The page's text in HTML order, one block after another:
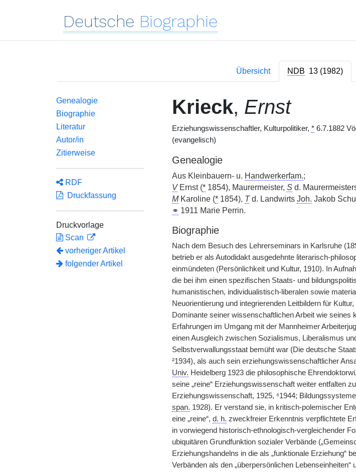
Deutsche Biographie
Übersicht NDB 13 (1982)
Genealogie
Biographie
Literatur
Autor/in
Zitierweise
RDF
Druckfassung
Druckvorlage
Scan
vorheriger Artikel
folgender Artikel
Krieck, Ernst
Erziehungswissenschaftler, Kulturpolitiker, *6.7.1882
(evangelisch)
Genealogie
Aus Kleinbauern- u. Handwerkerfam.;
VErnst (*1854), Maurermeister, Sd.
MKaroline (*1854), Td. Landwirts Joh. Jakob
⚭ 1911 Marie Perrin.
Biographie
Nach dem Besuch des Lehrerseminars in Karlsruhe
betrieb er als Autodidakt ausgedehnte literarisch-
einmündeten (Persönlichkeit und Kultur, 1910). In
die bei ihm einen| spezifischen Staats- und
humanistischen, individualistisch-liberalen sowie
Neuorientierung und integrierenden Leitbildern für
Dominante seiner wissenschaftlichen Arbeit wie
Erfahrungen im Umgang mit der Mannheimer
einen Ausgleich zwischen Sozialismus, Liberalismus
Selbstverwallungsstaat bemüht war (Die deutsche
²1934), als auch sein erziehungswissenschaftlicher
Univ. Heidelberg 1923 die philosophische
seine „reine“ Erziehungswissenschaft weiter entfalten
Erziehungswissenschaft, 1925, ⁶1944;
span. 1928). Er verstand sie, in kritisch-polemischer
eine „reine“, d. h. zweckfreier Erkenntnis verpflichtete
in vorwiegend historisch-ethnologisch-vergleichender
ubiquitären Grundfunktion sozialer Verbände
Erziehungshandelns in die als „funktionale Erziehung“
Verbänden als den „überpersönlichen